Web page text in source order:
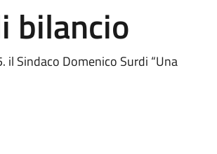
bilancio
il Sindaco Domenico Surdi “Una